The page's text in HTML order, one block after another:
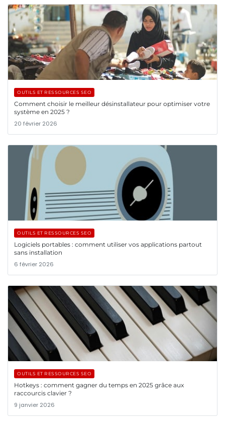
OUTILS ET RESSOURCES SEO
Comment choisir le meilleur désinstallateur pour optimiser votre
système en 2025 ?
20 février 2026
OUTILS ET RESSOURCES SEO
Logiciels portables : comment utiliser vos applications partout
sans installation
6 février 2026
OUTILS ET RESSOURCES SEO
Hotkeys : comment gagner du temps en 2025 grâce aux
raccourcis clavier ?
9 janvier 2026